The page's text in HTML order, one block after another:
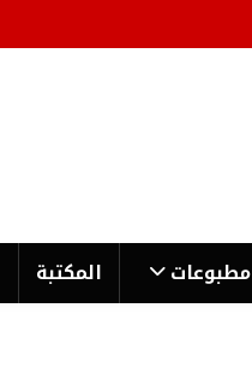
مطبوعات المكتبة